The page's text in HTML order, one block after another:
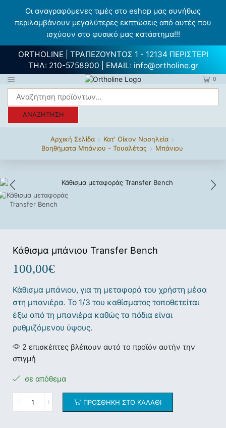
Οι αναγραφόμενες τιμές στο eshop μας συνήθως
περιλαμβάνουν μεγαλύτερες εκπτώσεις από αυτές που
ισχύουν στο φυσικό μας κατάστημα!!!
ORTHOLINE | ΤΡΑΠΕΖΟΥΝΤΟΣ 1 - 12134 ΠΕΡΙΣΤΕΡΙ
ΤΗΛ: 210-5758900 | EMAIL: info@ortholine.gr
0
ΑΝΑΖΉΤΗΣΗ
Αρχική Σελίδα
Κατ' Οίκον Νοσηλεία
Βοηθήματα Μπάνιου - Τουαλέτας
Μπάνιου
Κάθισμα μπάνιου Transfer Bench
100,00€
Κάθισμα μπάνιου, για τη μεταφορά του χρήστη μέσα
στη μπανιέρα. Το 1/3 του καθίσματος τοποθετείται
έξω από τη μπανιέρα καθώς τα πόδια είναι
ρυθμιζόμενου ύψους.
2 επισκέπτες βλέπουν αυτό το προϊόν αυτήν την
στιγμή
σε απόθεμα
ΠΡΟΣΘΉΚΗ ΣΤΟ ΚΑΛΆΘΙ